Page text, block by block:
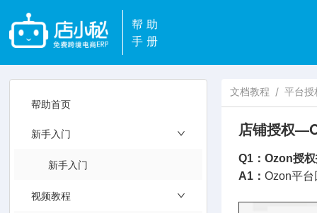
帮助
手册
帮助首页
新手入门
新手入门
视频教程
文档教程 / 平台授
店铺授权
Q1：Ozon授
A1： Ozon平